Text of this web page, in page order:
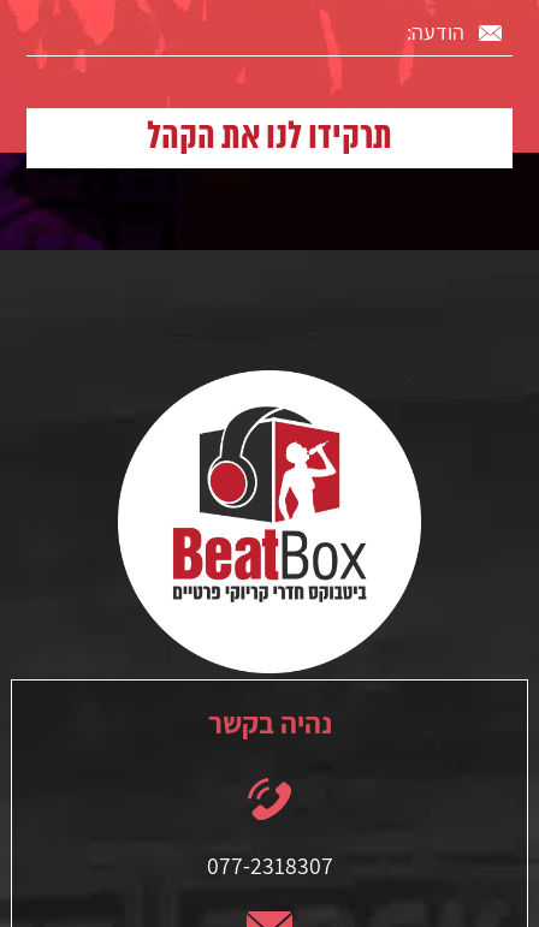
נהיה בקשר
077-2318307